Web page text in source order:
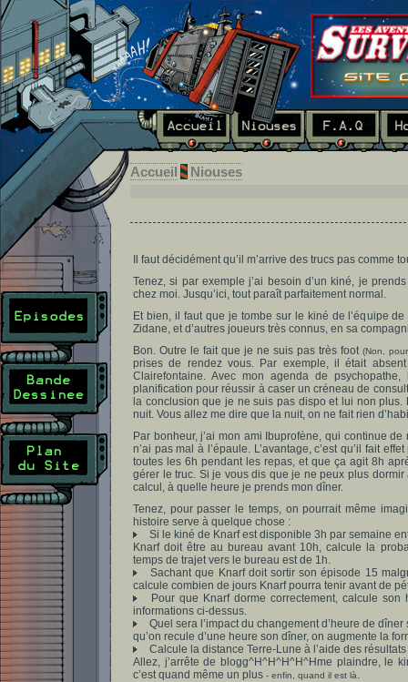
Accueil Niouses
Il faut décidément qu’il m’arrive des trucs pas comme
Tenez, si par exemple j’ai besoin d’un kiné, je
chez moi. Jusqu’ici, tout paraît parfaitement normal.
Et bien, il faut que je tombe sur le kiné de l’équipe
Zidane, et d’autres joueurs très connus, en sa
Bon. Outre le fait que je ne suis pas très foot (Non,
prises de rendez vous. Par exemple, il était
Clairefontaine. Avec mon agenda de
planification pour réussir à caser un créneau de
la conclusion que je ne suis pas dispo et lui non plus.
nuit. Vous allez me dire que la nuit, on ne fait rien
Par bonheur, j’ai mon ami Ibuprofène, qui continue
n’ai pas mal à l’épaule. L’avantage, c’est qu’il fait
toutes les 6h pendant les repas, et que ça agit 8h
gérer le truc. Si je vous dis que je ne peux plus
calcul, à quelle heure je prends mon dîner.
Tenez, pour passer le temps, on pourrait même
histoire serve à quelque chose :
Si le kiné de Knarf est disponible 3h par semaine
Knarf doit être au bureau avant 10h, calcule la
temps de trajet vers le bureau est de 1h.
Sachant que Knarf doit sortir son épisode 15
calcule combien de jours Knarf pourra tenir avant de
Pour que Knarf dorme correctement, calcule
informations ci-dessus.
Quel sera l’impact du changement d’heure de
qu’on recule d’une heure son dîner, on augmente la
Calcule la distance Terre-Lune à l’aide des
Allez, j’arrête de blogg^H^H^H^H^Hme plaindre, le
c’est quand même un plus - enfin, quand il est là.